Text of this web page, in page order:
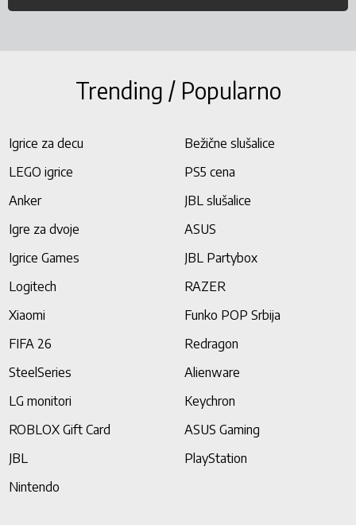
Trending / Popularno
Igrice za decu
Bežične slušalice
LEGO igrice
PS5 cena
Anker
JBL slušalice
Igre za dvoje
ASUS
Igrice Games
JBL Partybox
Logitech
RAZER
Xiaomi
Funko POP Srbija
FIFA 26
Redragon
SteelSeries
Alienware
LG monitori
Keychron
ROBLOX Gift Card
ASUS Gaming
JBL
PlayStation
Nintendo